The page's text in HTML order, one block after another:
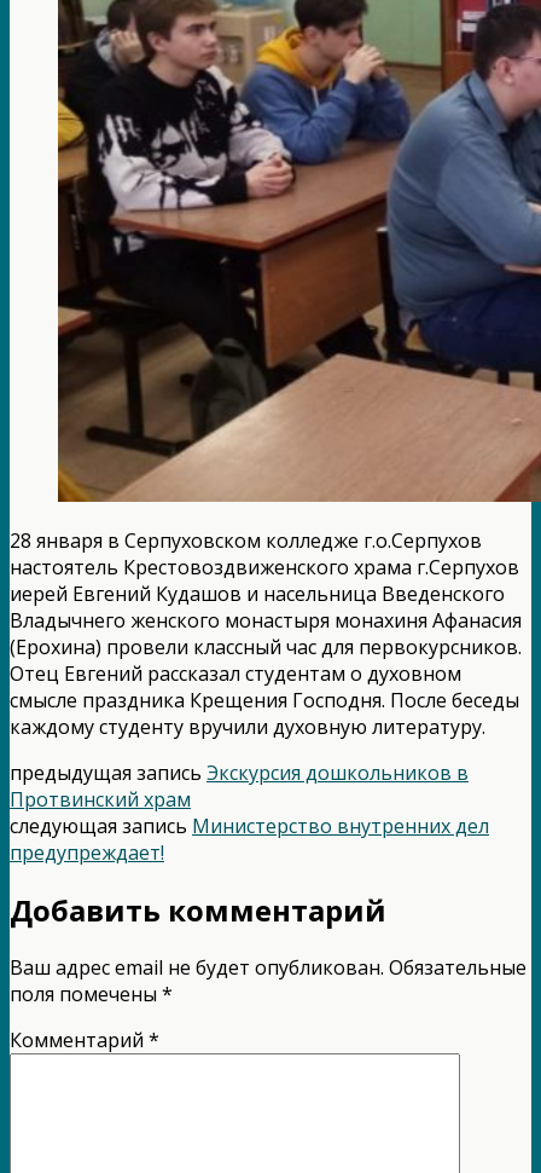
28 января в Серпуховском колледже г.о.Серпухов
настоятель Крестовоздвиженского храма г.Серпухов
иерей Евгений Кудашов и насельница Введенского
Владычнего женского монастыря монахиня Афанасия
(Ерохина) провели классный час для первокурсников.
Отец Евгений рассказал студентам о духовном
смысле праздника Крещения Господня. После беседы
каждому студенту вручили духовную литературу.
предыдущая запись Экскурсия дошкольников в
Протвинский храм
следующая запись Министерство внутренних дел
предупреждает!
Добавить комментарий
Ваш адрес email не будет опубликован. Обязательные
поля помечены *
Комментарий *